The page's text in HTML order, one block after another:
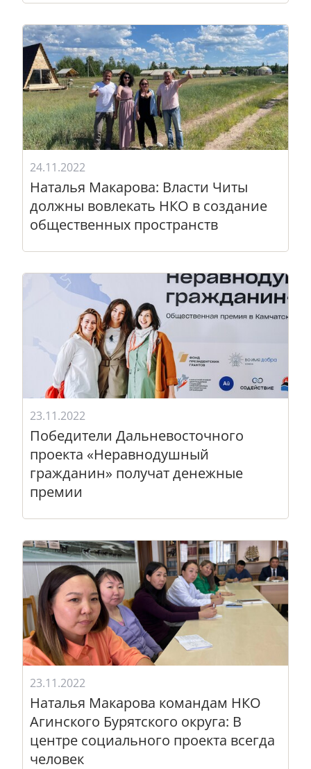
24.11.2022
Наталья Макарова: Власти Читы
должны вовлекать НКО в создание
общественных пространств
23.11.2022
Победители Дальневосточного
проекта «Неравнодушный
гражданин» получат денежные
премии
23.11.2022
Наталья Макарова командам НКО
Агинского Бурятского округа: В
центре социального проекта всегда
человек